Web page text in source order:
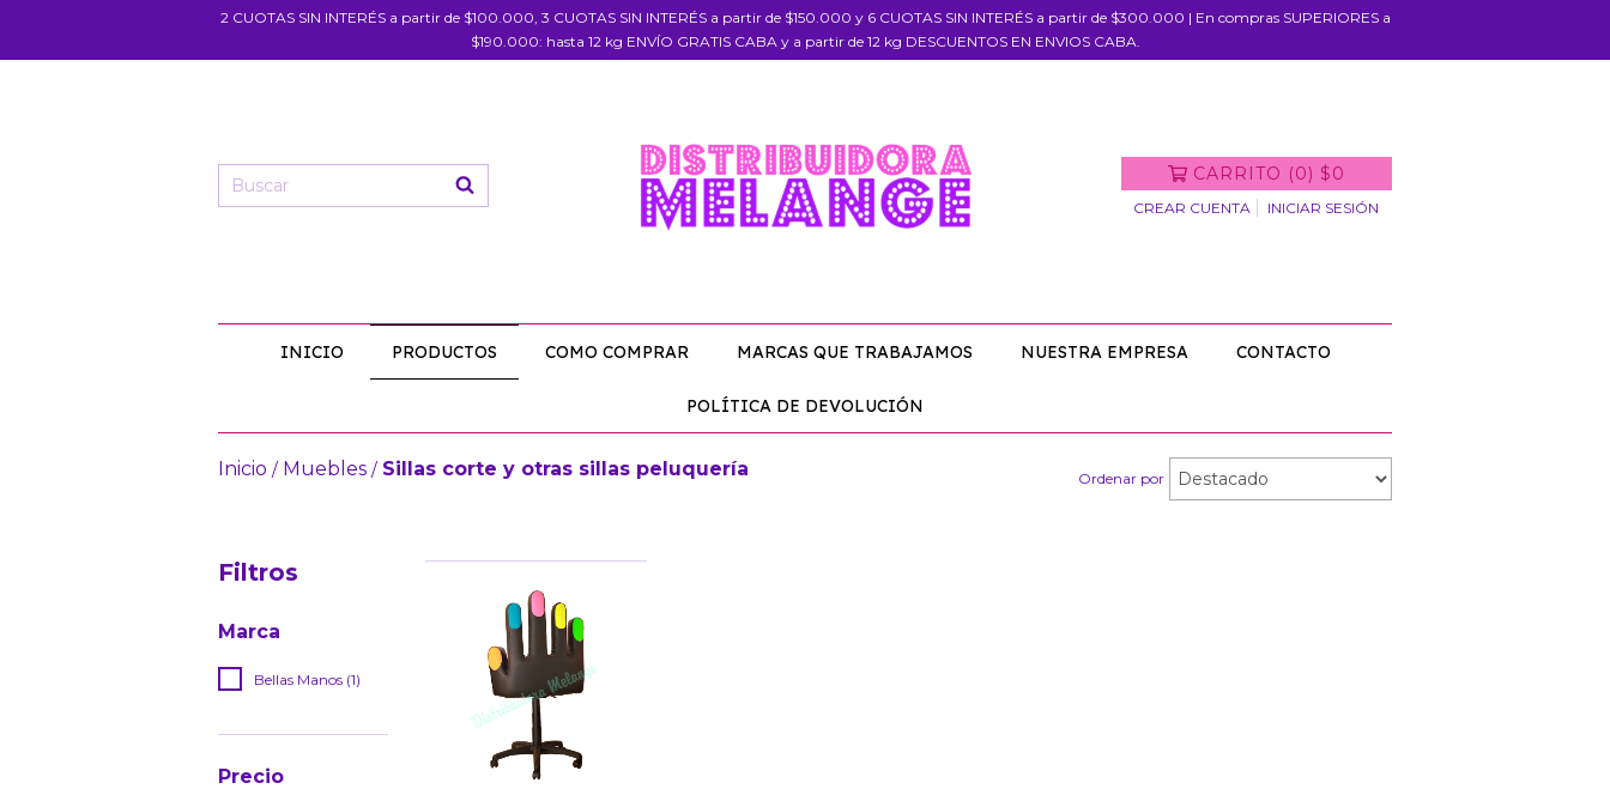
2 CUOTAS SIN INTERÉS a partir de $100.000, 3 CUOTAS SIN INTERÉS a partir de $150.000 y 6 CUOTAS SIN INTERÉS a partir de $300.000 | En compras SUPERIORES a
$190.000: hasta 12 kg ENVÍO GRATIS CABA y a partir de 12 kg DESCUENTOS EN ENVIOS CABA.
CARRITO (0) $0
CREAR CUENTA INICIAR SESIÓN
INICIO PRODUCTOS COMO COMPRAR MARCAS QUE TRABAJAMOS NUESTRA EMPRESA CONTACTO
POLÍTICA DE DEVOLUCIÓN
Inicio / Muebles / Sillas corte y otras sillas peluquería Ordenar por
Filtros
Marca
Bellas Manos (1)
Precio